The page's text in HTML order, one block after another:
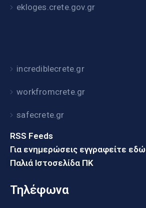
ekloges.crete.gov.gr
incrediblecrete.gr
workfromcrete.gr
safecrete.gr
RSS Feeds
Για ενημερώσεις εγγραφείτε εδώ
Παλιά Ιστοσελίδα ΠΚ
Τηλέφωνα